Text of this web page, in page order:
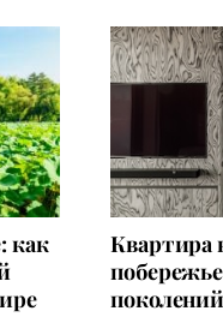
как
Квартира